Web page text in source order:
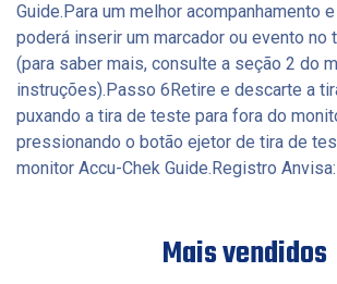
Guide.Para um melhor acompanhamento
poderá inserir um marcador ou evento no
(para saber mais, consulte a seção 2 do
instruções).Passo 6Retire e descarte a
puxando a tira de teste para fora do
pressionando o botão ejetor de tira de
monitor Accu-Chek Guide.Registro
Mais vendidos